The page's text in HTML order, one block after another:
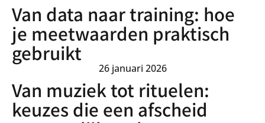
Van data naar training: hoe
je meetwaarden praktisch
gebruikt
26 januari 2026
Van muziek tot rituelen:
keuzes die een afscheid